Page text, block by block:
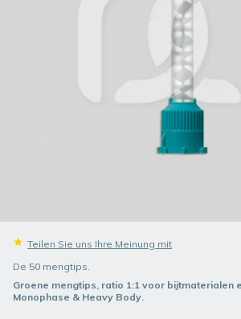
Teilen Sie uns Ihre Meinung mit
De 50 mengtips.
Groene mengtips, ratio 1:1 voor bijtmaterialen
Monophase & Heavy Body.